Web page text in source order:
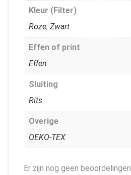
Kleur (Filter)
Roze, Zwart
Effen of print
Effen
Sluiting
Rits
Overige
OEKO-TEX
Er zijn nog geen beoordelingen.